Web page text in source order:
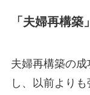
「夫婦再構
夫婦再構築の
し、以前より